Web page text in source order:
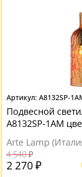
A8132SP-
Подвесной
A8132SP-1AM
Arte Lamp
4 540 ₽
2 270 ₽